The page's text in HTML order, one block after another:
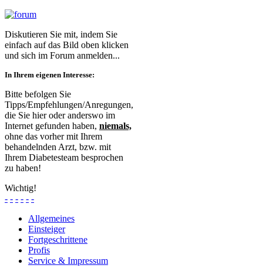
Diskutieren Sie mit, indem Sie
einfach auf das Bild oben klicken
und sich im Forum anmelden...
In Ihrem eigenen Interesse:
Bitte befolgen Sie
Tipps/Empfehlungen/Anregungen,
die Sie hier oder anderswo im
Internet gefunden haben, niemals,
ohne das vorher mit Ihrem
behandelnden Arzt, bzw. mit
Ihrem Diabetesteam besprochen
zu haben!
Wichtig!
- - - - - -
Allgemeines
Einsteiger
Fortgeschrittene
Profis
Service & Impressum